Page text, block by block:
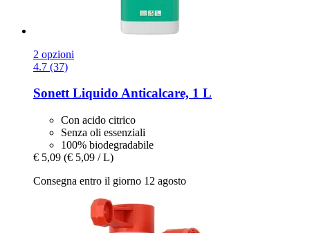
2 opzioni
4.7 (37)
SonettLiquido Anticalcare, 1 L
Con acido citrico
Senza oli essenziali
100% biodegradabile
€ 5,09 (€ 5,09 / L)
Consegna entro il giorno 12 agosto